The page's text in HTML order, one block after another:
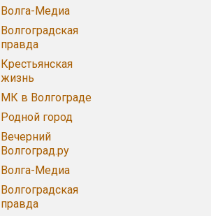
Волга-Медиа
Волгоградская
правда
Крестьянская
жизнь
МК в Волгограде
Родной город
Вечерний
Волгоград.ру
Волга-Медиа
Волгоградская
правда